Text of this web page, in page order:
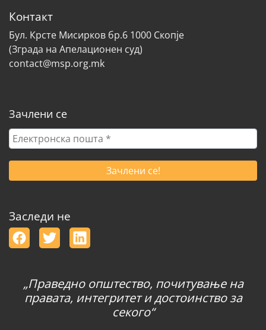
Контакт
Бул. Крсте Мисирков бр.6 1000 Скопје
(Зграда на Апелационен суд)
contact@msp.org.mk
Зачлени се
Електронска
пошта
*
Заследи не
„Праведно општество, почитување на
правата, интегритет и достоинство за
секого“